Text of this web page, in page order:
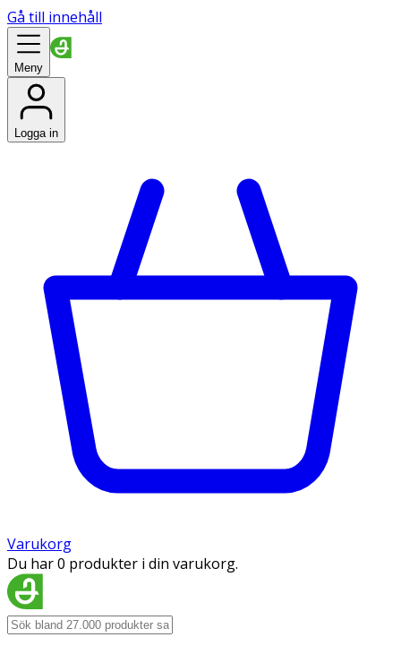
Gå till innehåll
Meny
Logga in
Varukorg
Du har 0 produkter i din varukorg.